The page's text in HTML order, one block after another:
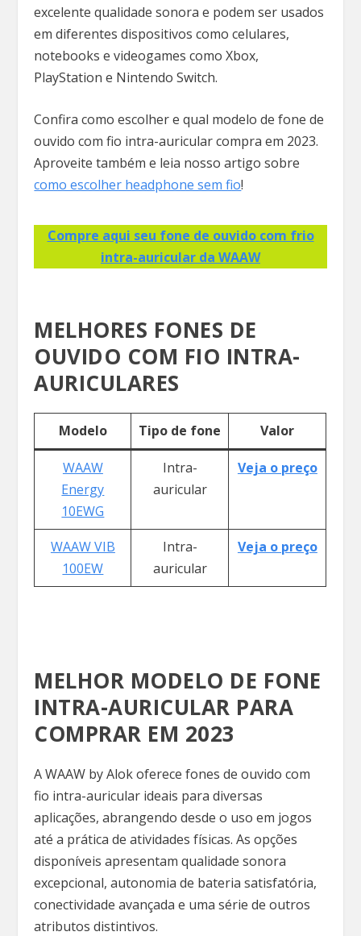
excelente qualidade sonora e podem ser usados
em diferentes dispositivos como celulares,
notebooks e videogames como Xbox,
PlayStation e Nintendo Switch.
Confira como escolher e qual modelo de fone de
ouvido com fio intra-auricular compra em 2023.
Aproveite também e leia nosso artigo sobre
como escolher headphone sem fio!
Compre aqui seu fone de ouvido com frio
intra-auricular da WAAW
MELHORES FONES DE
OUVIDO COM FIO INTRA-
AURICULARES
Modelo Tipo de fone Valor
WAAW
Energy
10EWG
Intra-
auricular
Veja o preço
WAAW VIB
100EW
Intra-
auricular
Veja o preço
MELHOR MODELO DE FONE
INTRA-AURICULAR PARA
COMPRAR EM 2023
A WAAW by Alok oferece fones de ouvido com
fio intra-auricular ideais para diversas
aplicações, abrangendo desde o uso em jogos
até a prática de atividades físicas. As opções
disponíveis apresentam qualidade sonora
excepcional, autonomia de bateria satisfatória,
conectividade avançada e uma série de outros
atributos distintivos.